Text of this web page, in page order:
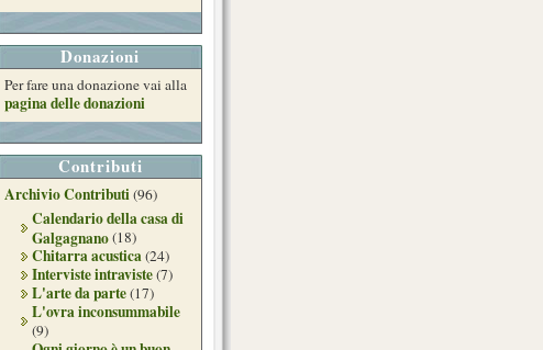
Donazioni
Per fare una donazione vai alla
pagina delle donazioni
Contributi
Archivio Contributi(96)
Calendario della casa di
Galgagnano(18)
Chitarra acustica(24)
Interviste intraviste(7)
L'arte da parte(17)
L'ovra inconsummabile
(9)